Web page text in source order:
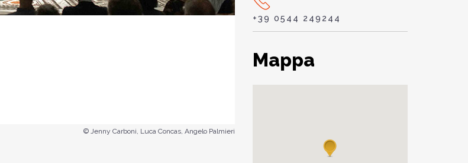
© Jenny Carboni, Luca Concas, Angelo Palmieri
+39 0544 249244
Mappa